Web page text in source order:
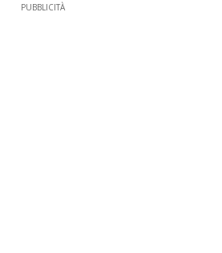
PUBBLICITÀ